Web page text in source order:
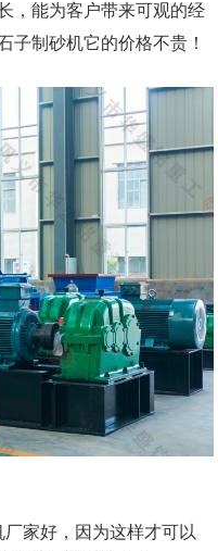
，能为客户带来可观的经
子制砂机它的价格不贵！
家好，因为这样才可以